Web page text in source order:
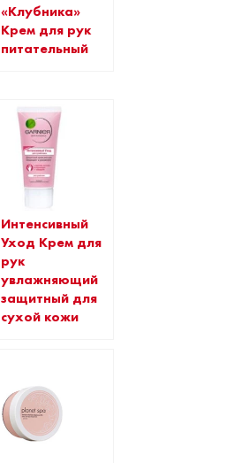
«Клубника»
Крем для рук
питательный
Интенсивный
Уход Крем для
рук
увлажняющий
защитный для
сухой кожи